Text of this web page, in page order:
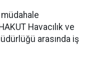
Havacılık ve
arasında iş